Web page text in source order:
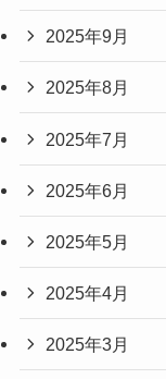
2025年9月
2025年8月
2025年7月
2025年6月
2025年5月
2025年4月
2025年3月